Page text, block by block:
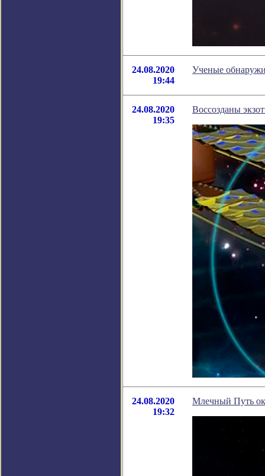
24.08.2020
19:44
Ученые
24.08.2020
19:35
Воссозданы
24.08.2020
19:32
Млечный Путь